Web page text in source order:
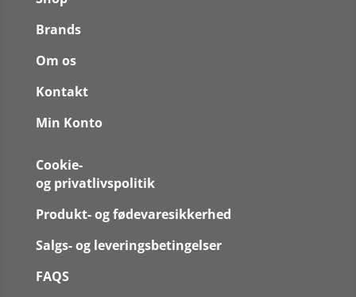
Brands
Om os
Kontakt
Min Konto
Cookie-
og privatlivspolitik
Produkt- og fødevaresikkerhed
Salgs- og leveringsbetingelser
FAQS